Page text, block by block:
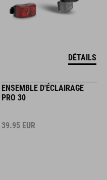
DÉTAILS
ENSEMBLE D'ÉCLAIRAGE
PRO 30
39.95 EUR